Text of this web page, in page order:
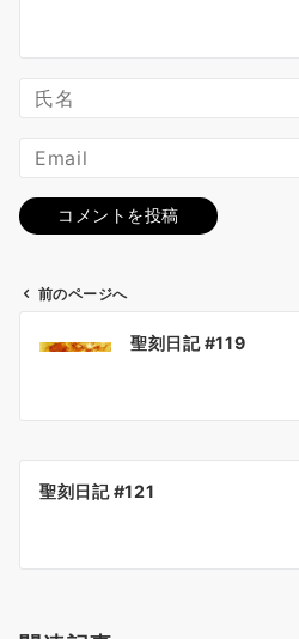
ビ
ン
前のページへ
聖刻日記 #119
聖刻日記 #121